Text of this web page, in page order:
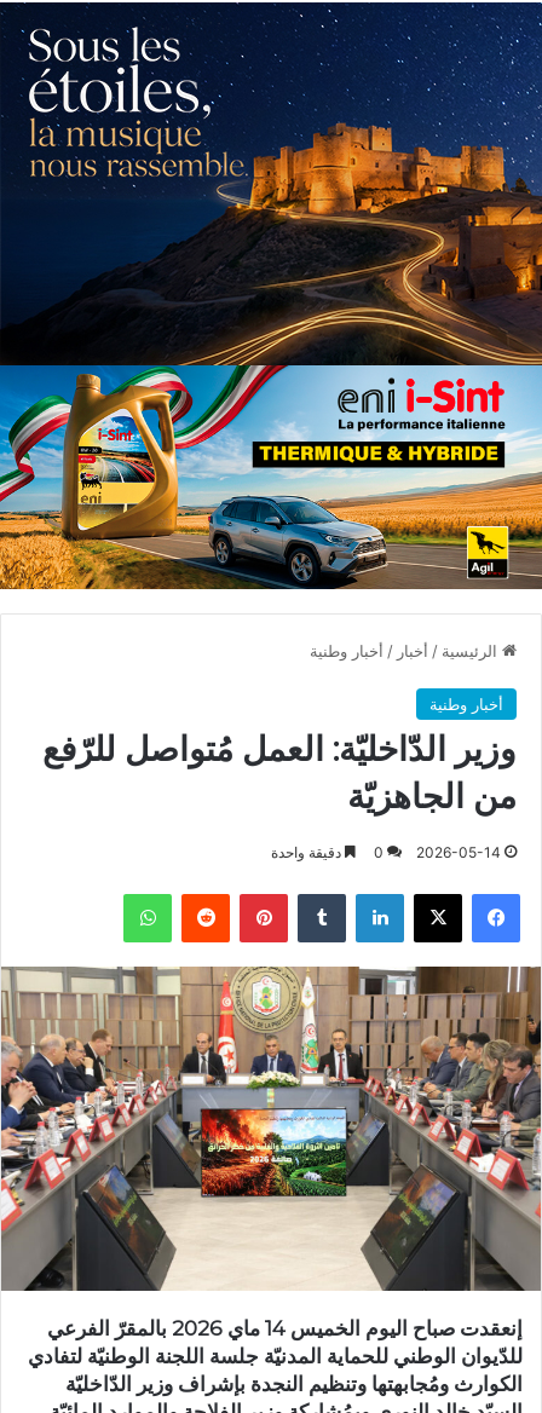
الرئيسية / أخبار / أخبار وطنية
أخبار وطنية
وزير الدّاخليّة: العمل مُتواصل للرّفع
من الجاهزيّة
2026-05-14
0 دقيقة واحدة
فيسبوك X لينكدإن بينتيريست واتساب
إنعقدت صباح اليوم الخميس 14 ماي 2026 بالمقرّ الفرعي
للدّيوان الوطني للحماية المدنيّة جلسة اللجنة الوطنيّة لتفادي
الكوارث ومُجابهتها وتنظيم النجدة بإشراف وزير الدّاخليّة